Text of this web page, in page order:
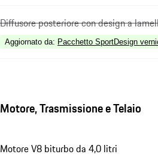
Diffusore posteriore con design a
Aggiornato da: Pacchetto SportDesign
Motore, Trasmissione e Telaio
Motore V8 biturbo da 4,0 litri